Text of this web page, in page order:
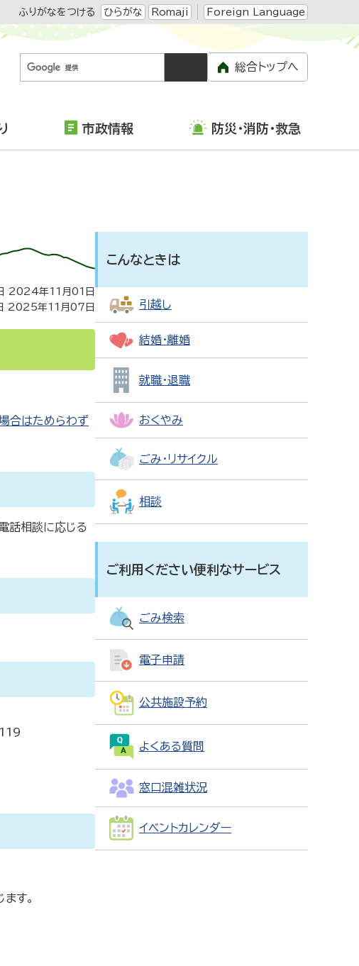
ふりがなをつける ひらがな Romaji Foreign Language
総合トップへ
市政情報 防災・消防・救急
2024年11月01日
2025年11月07日
合はためらわず
話相談に応じる
す。
こんなときは
引越し
結婚・離婚
就職・退職
おくやみ
ごみ・リサイクル
相談
ご利用ください便利なサービス
ごみ検索
電子申請
公共施設予約
よくある質問
窓口混雑状況
イベントカレンダー